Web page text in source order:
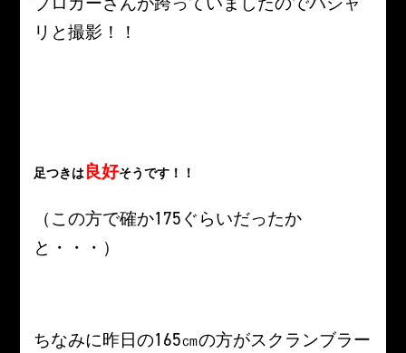
リと撮影！！
足つきは良好そうです！！
（この方で確か175ぐらいだったか
と・・・）
ちなみに昨日の165㎝の方がスクランブラー